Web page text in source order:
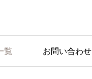
覧 お問い合わせ